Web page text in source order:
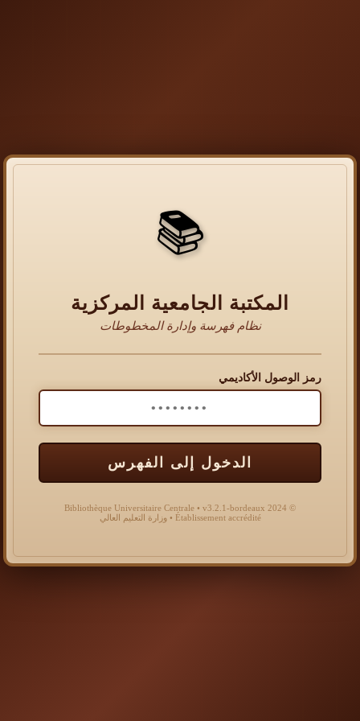
📚
المكتبة الجامعية المركزية
نظام فهرسة وإدارة المخطوطات
رمز الوصول الأكاديمي
الدخول إلى الفهرس
© 2024 Bibliothèque Universitaire Centrale • v3.2.1-bordeaux
Établissement accrédité • وزارة التعليم العالي